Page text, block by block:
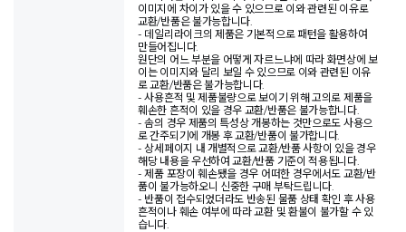
이미지에 차이가 있을 수 있으므로 이와 관련된 이유로
교환/반품은 불가능합니다.
- 데일리라이크의 제품은 기본적으로 패턴을 활용하여
만들어집니다.
원단의 어느 부분을 어떻게 자르느냐에 따라 화면상에 보
이는 이미지와 달리 보일 수 있으므로 이와 관련된 이유
로 교환/반품은 불가능합니다.
- 사용흔적 및 제품불량으로 보이기 위해 고의로 제품을
훼손한 흔적이 있을 경우 교환/반품은 불가능합니다.
- 솜의 경우 제품의 특성상 개봉하는 것만으로도 사용으
로 간주되기에 개봉 후 교환/반품이 불가합니다.
- 상세페이지 내 개별적으로 교환/반품 사항이 있을 경우
해당 내용을 우선하여 교환/반품 기준이 적용됩니다.
- 제품 포장이 훼손됐을 경우 어떠한 경우에서도 교환/반
품이 불가능하오니 신중한 구매 부탁드립니다.
- 반품이 접수되었더라도 반송된 물품 상태 확인 후 사용
흔적이나 훼손 여부에 따라 교환 및 환불이 불가할 수 있
습니다.